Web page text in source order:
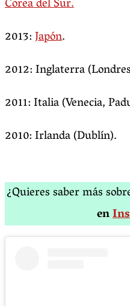
Corea del Sur.
2013:Japón.
2012: Inglaterra
2011: Italia (Venecia,
2010: Irlanda (Dublín).
¿Quieres saber más
en